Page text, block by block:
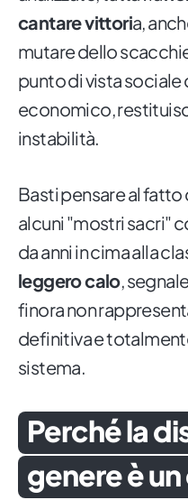
cantare vittoria,
mutare dello
punto di vista sociale
economico,
instabilità.
Basti pensare al
alcuni "mostri sacri"
da anni in cima alla
leggero calo,
finora non
definitiva e
sistema.
Perché la
genere è